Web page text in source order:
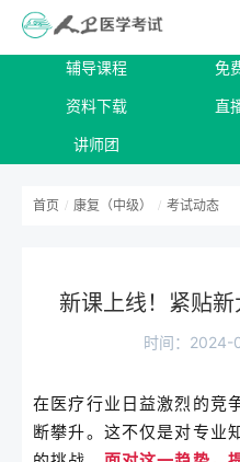
辅导课程 免
资料下载 直
讲师团
首页 / 康复（中级） / 考试动态
新课上线！紧贴新
时间：
在医疗行业日益激烈的竞
断攀升。这不仅是对专业